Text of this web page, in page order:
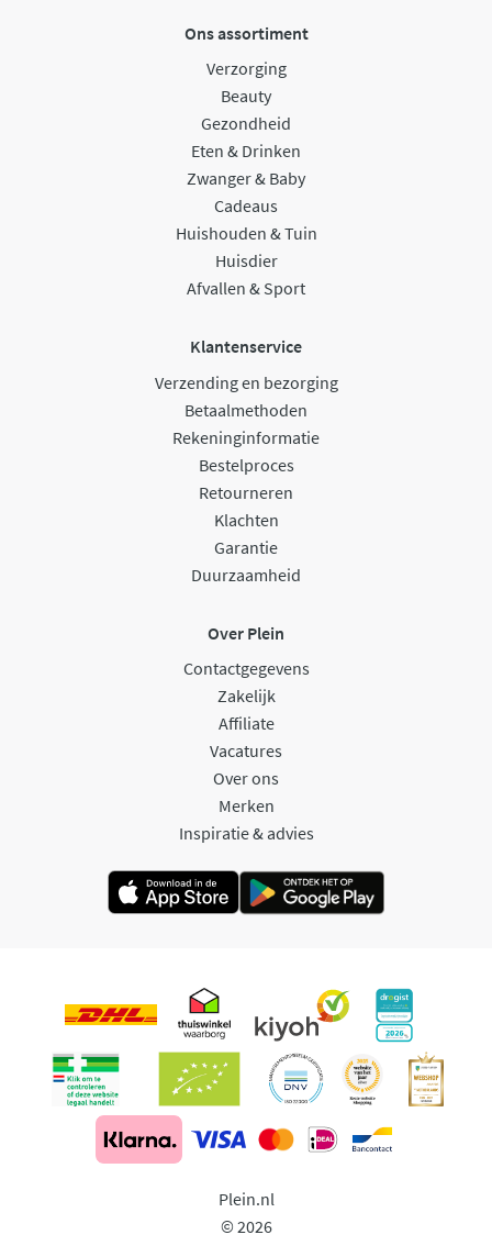
Ons assortiment
Verzorging
Beauty
Gezondheid
Eten & Drinken
Zwanger & Baby
Cadeaus
Huishouden & Tuin
Huisdier
Afvallen & Sport
Klantenservice
Verzending en bezorging
Betaalmethoden
Rekeninginformatie
Bestelproces
Retourneren
Klachten
Garantie
Duurzaamheid
Over Plein
Contactgegevens
Zakelijk
Affiliate
Vacatures
Over ons
Merken
Inspiratie & advies
Plein.nl
© 2026